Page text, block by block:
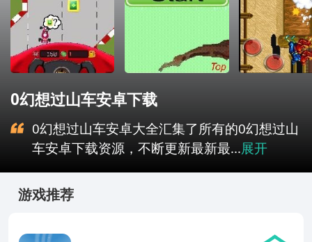
0幻想过山车安卓下载
0幻想过山车安卓大全汇集了所有的0幻想过山
车安卓下载资源，不断更新最新最...展开
游戏推荐